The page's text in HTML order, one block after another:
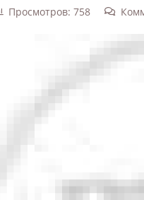
Просмотров: 758